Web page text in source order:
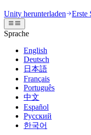
Unity Engine
Erstellen Sie 2D- und 3D-
Zusammenarbeit
Schnell mit Ihrem Team
Unity herunterladen
Abonnements und Preise
Bereitstellen
Multiplattform
3D-Zusammenarbeit
Erstellen und überprüfen
Immersive Schulung
In immersiven
Kundenerlebnisse
Interaktive 3D-Erlebnisse
Branchen
Fertigung
Dokumentation
Entwicklertools
Versionsfreigaben und
Roadmap
Bevorstehende Funktionen
Glossar
Diskussionen
Veranstaltungen
Globale und lokale
Gemeinschaftsgeschichten
Made with Unity
Präsentation von Unity-
Unity Learn
Meistern Sie Unity-
Professionelles Training
Verbessern Sie Ihr Team
Neu bei Unity
Erste Schritte
Beginnen Sie noch heute
Unity Essential Pathways
Hilfe erhalten
Wir helfen Ihnen, mit Unity
Erfolgspläne
Erreichen Sie Ihre Ziele
FAQ
Antworten auf häufige
Kontakt aufnehmen
Verbinden Sie sich mit
Unity herunterladen Erste
Sprache
English
Deutsch
日本語
Français
Português
中文
Español
Русский
한국어